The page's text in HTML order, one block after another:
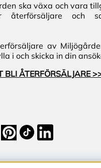
ska växa och vara
och
av
i och skicka in din
BLI ÅTERFÖRSÄLJARE